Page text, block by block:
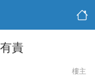
責
樓主